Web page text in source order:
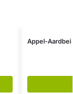
Appel-Aardbei